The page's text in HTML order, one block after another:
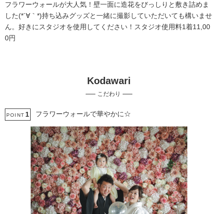
3万円以下のプラン
人気スポットでの撮影
フラワーウォールが大人気！壁一面に造花をびっしりと敷き詰めま
した(*´∀｀*)持ち込みグッズと一緒に撮影していただいても構いませ
ん。好きにスタジオを使用してください！スタジオ使用料1着11,00
0円
Kodawari
こだわり
POINT 1 フラワーウォールで華やかに☆